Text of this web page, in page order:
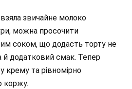
звичайне молоко
можна просочити
соком, що додасть торту не
й додатковий смак. Тепер
крему та рівномірно
коржу.